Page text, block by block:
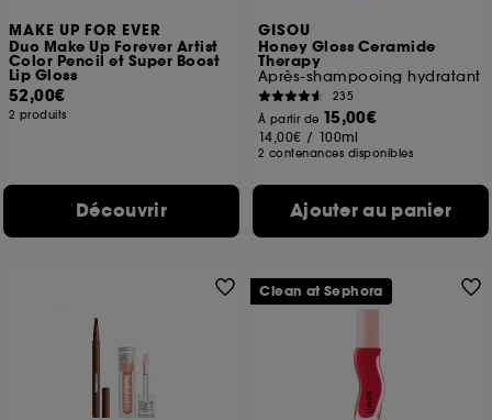
MAKE UP FOR EVER
Duo Make Up Forever Artist
Color Pencil et Super Boost
Lip Gloss
52,00€
2 produits
Découvrir
GISOU
Honey Gloss Ceramide
Therapy
Après-shampooing hydratant
235
À partir de 15,00€
14,00€ / 100ml
2 contenances disponibles
Ajouter au panier
Clean at Sephora